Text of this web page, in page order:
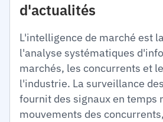
d'actualités
L'intelligence de marché est
l'analyse systématiques
marchés, les concurrents et
l'industrie. La surveillance
fournit des signaux en temps
mouvements des